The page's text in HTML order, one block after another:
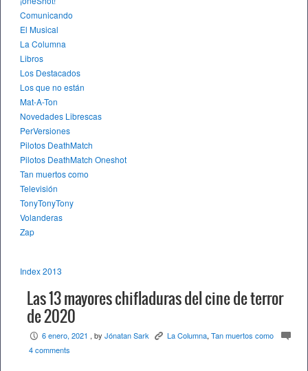
Comunicando
El Musical
La Columna
Libros
Los Destacados
Los que no están
Mat-A-Ton
Novedades Librescas
PerVersiones
Pilotos DeathMatch
Pilotos DeathMatch Oneshot
Tan muertos como
Televisión
TonyTonyTony
Volanderas
Zap
Index 2013
Las 13 mayores chifladuras del cine de terror
de 2020
P 6 enero, 2021 , by Jónatan Sark K La Columna,Tan muertos como c
4 comments